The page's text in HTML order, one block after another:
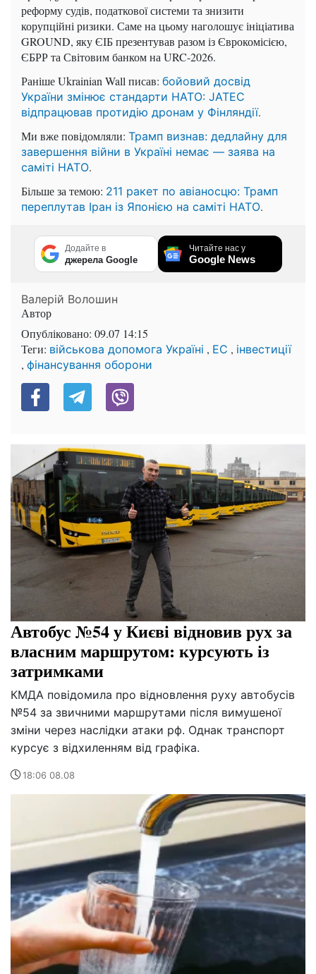
реформу судів, податкової системи та знизити
корупційні ризики. Саме на цьому наголошує ініціатива
GROUND, яку ЄІБ презентував разом із Єврокомісією,
ЄБРР та Світовим банком на URC-2026.
Раніше Ukrainian Wall писав: бойовий досвід
України змінює стандарти НАТО: JATEC
відпрацював протидію дронам у Фінляндії.
Ми вже повідомляли: Трамп визнав: дедлайну для
завершення війни в Україні немає — заява на
саміті НАТО.
Більше за темою: 211 ракет по авіаносцю: Трамп
переплутав Іран із Японією на саміті НАТО.
Додайте в
джерела Google
Читайте нас у
Google News
Валерій Волошин
Автор
Опубліковано: 09.07 14:15
Теги: військова допомога Україні , ЕС , інвестиції
, фінансування оборони
Автобус №54 у Києві відновив рух за
власним маршрутом: курсують із
затримками
КМДА повідомила про відновлення руху автобусів
№54 за звичними маршрутами після вимушеної
зміни через наслідки атаки рф. Однак транспорт
курсує з відхиленням від графіка.
18:06 08.08